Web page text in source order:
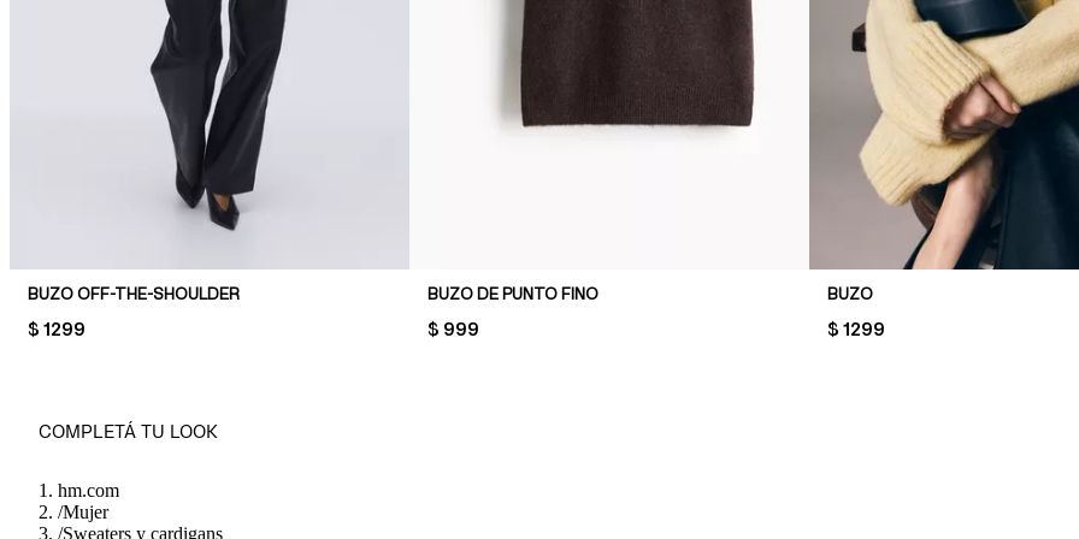
BUZO OFF-THE-SHOULDER
PRICE:
$ 1299
BUZO DE PUNTO FINO
PRICE:
$ 999
BUZO
PRICE:
$ 1299
COMPLETÁ TU LOOK
hm.com
/Mujer
/Sweaters y cardigans